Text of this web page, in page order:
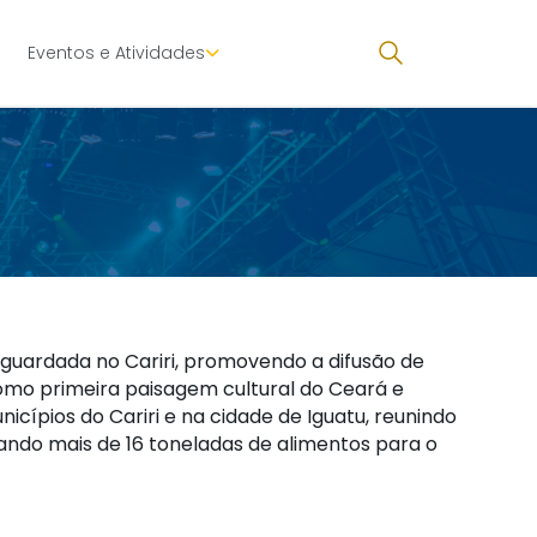
Eventos e Atividades
no Cariri, promovendo a difusão de
primeira paisagem cultural do Ceará e
do Cariri e na cidade de Iguatu, reunindo
mais de 16 toneladas de alimentos para o